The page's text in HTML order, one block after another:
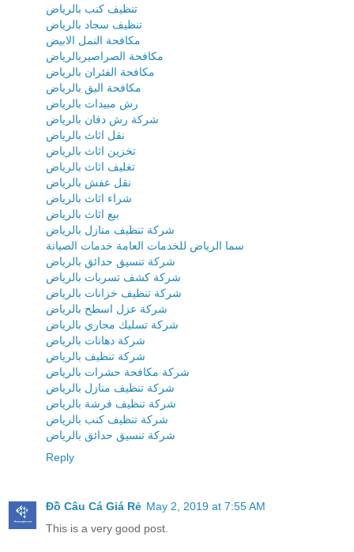
تنظيف كنب بالرياض
تنظيف سجاد بالرياض
مكافحة النمل الابيض
مكافحة الصراصيربالرياض
مكافحة الفئران بالرياض
مكافحة البق بالرياض
رش مبيدات بالرياض
شركة رش دفان بالرياض
نقل اثاث بالرياض
تخزين اثاث بالرياض
تغليف اثاث بالرياض
نقل عفش بالرياض
شراء اثاث بالرياض
بيع اثاث بالرياض
شركة تنظيف منازل بالرياض
سما الرياض للخدمات العامة خدمات الصيانة
شركة تنسيق حدائق بالرياض
شركة كشف تسربات بالرياض
شركة تنظيف خزانات بالرياض
شركة عزل اسطح بالرياض
شركة تسليك مجاري بالرياض
شركة دهانات بالرياض
شركة تنظيف بالرياض
شركة مكافحة حشرات بالرياض
شركة تنظيف منازل بالرياض
شركة تنظيف فرشة بالرياض
شركة تنظيف كنب بالرياض
شركة تنسيق حدائق بالرياض
Reply
Đồ Câu Cá Giá Rẻ May 2, 2019 at 7:55 AM
This is a very good post.